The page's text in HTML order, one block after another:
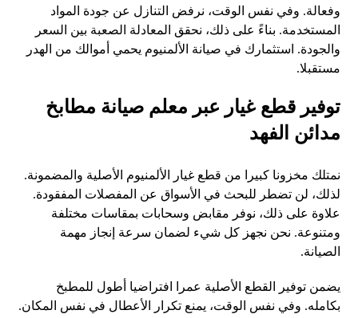
وفعالة. وفي نفس الوقت، نرفض التنازل عن جودة المواد
المستخدمة. بناءً على ذلك، نحقق المعادلة الصعبة بين السعر
والجودة. استثمارك في صيانة الألمنيوم يحمي أموالك من الهدر
مستقبلا.
توفير قطع غيار عبر معلم صيانة مطابخ
مدائن الفهد
نمتلك مخزونا كبيرا من قطع غيار الألمنيوم الأصلية والمضمونة.
لذلك، لن تضطر للبحث في الأسواق عن المفصلات المفقودة.
علاوة على ذلك، نوفر مقابض وسحابات بمقاسات مختلفة
ومتنوعة. نحن نجهز كل شيء لضمان سرعة إنجاز مهمة
الصيانة.
يضمن توفير القطع الأصلية عمرا افتراضيا أطول للمطبخ
بكامله. وفي نفس الوقت، يمنع تكرار الأعطال في نفس المكان.